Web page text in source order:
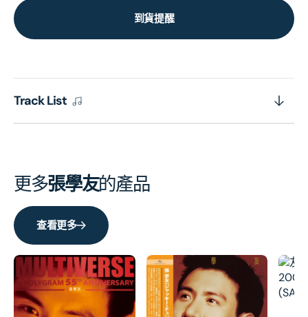
到貨提醒
Track List
更多張學友的產品
查看更多